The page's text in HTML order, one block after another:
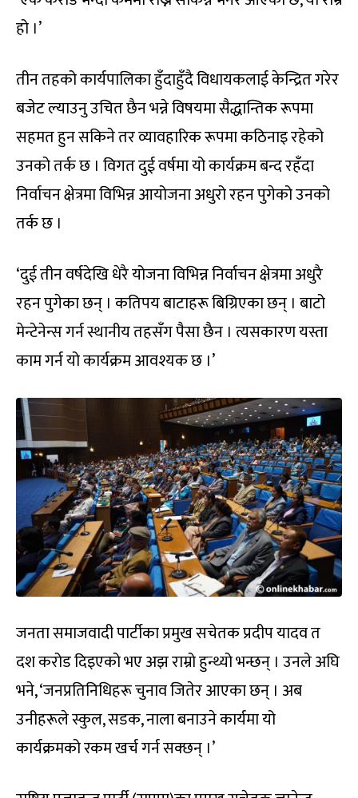
हो ।’
तीन तहको कार्यपालिका हुँदाहुँदै विधायकलाई केन्द्रित गरेर
बजेट ल्याउनु उचित छैन भन्ने विषयमा सैद्धान्तिक रूपमा
सहमत हुन सकिने तर व्यावहारिक रूपमा कठिनाइ रहेको
उनको तर्क छ । विगत दुई वर्षमा यो कार्यक्रम बन्द रहँदा
निर्वाचन क्षेत्रमा विभिन्न आयोजना अधुरो रहन पुगेको उनको
तर्क छ ।
‘दुई तीन वर्षदेखि धेरै योजना विभिन्न निर्वाचन क्षेत्रमा अधुरै
रहन पुगेका छन् । कतिपय बाटाहरू बिग्रिएका छन् । बाटो
मेन्टेनेन्स गर्न स्थानीय तहसँग पैसा छैन । त्यसकारण यस्ता
काम गर्न यो कार्यक्रम आवश्यक छ ।’
जनता समाजवादी पार्टीका प्रमुख सचेतक प्रदीप यादव त
दश करोड दिइएको भए अझ राम्रो हुन्थ्यो भन्छन् । उनले अघि
भने, ‘जनप्रतिनिधिहरू चुनाव जितेर आएका छन् । अब
उनीहरूले स्कुल, सडक, नाला बनाउने कार्यमा यो
कार्यक्रमको रकम खर्च गर्न सक्छन् ।’